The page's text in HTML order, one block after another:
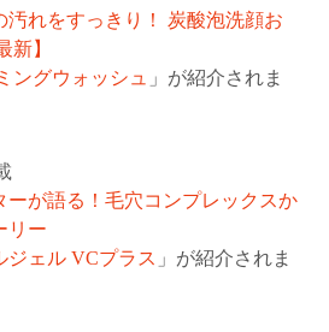
汚れをすっきり！ 炭酸泡洗顔お
新】
ングウォッシュ
」が紹介されま
ーが語る！毛穴コンプレックスか
リー
ジェル VCプラス 」が紹介されま